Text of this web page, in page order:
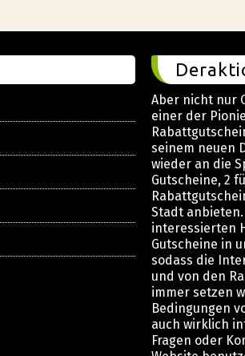
Aber nicht nur
einer der
seinem neuen
wieder an die
Gutscheine, 2
Stadt
interessierten
Gutscheine in
sodass die
und von den
immer setzen
Bedingungen
auch wirklich
Fragen oder